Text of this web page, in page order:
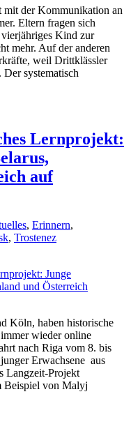
mit der Kommunikation an
Eltern fragen sich
Kind zur
mehr. Auf der anderen
weil Drittklässler
systematisch
Lernprojekt:
auf
, Erinnern,
, Trostenez
Köln, haben historische
wieder online
nach Riga vom 8. bis
Erwachsene aus
Langzeit-Projekt
Beispiel von Malyj